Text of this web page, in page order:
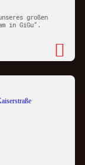
großen
in GiGu“.